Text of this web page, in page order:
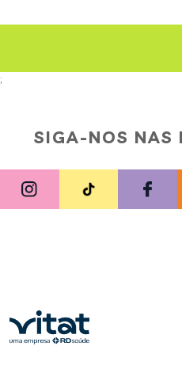
;
SIGA-NOS NAS